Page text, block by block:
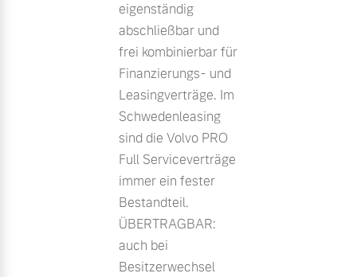
eigenständig
abschließbar und
frei kombinierbar für
Finanzierungs- und
Leasingverträge. Im
Schwedenleasing
sind die Volvo PRO
Full Serviceverträge
immer ein fester
Bestandteil.
ÜBERTRAGBAR:
auch bei
Besitzerwechsel